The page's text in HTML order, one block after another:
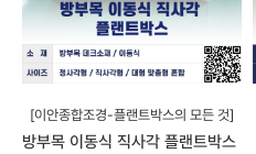
[이안종합조경-플랜트박스의 모든 것]
방부목 이동식 직사각 플랜트박스